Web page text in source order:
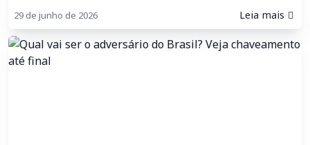
29 de junho de 2026 Leia mais